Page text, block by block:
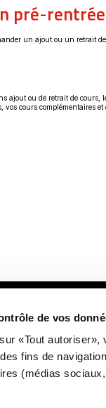
de vos
«Tout
fins de
(médias
pré-rentrée
un ajout ou un retrait
ajout ou de retrait de
cours complémentaires
Plan du